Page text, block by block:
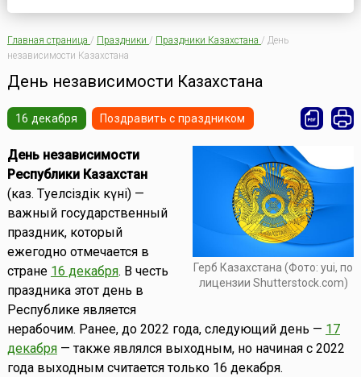
Главная страница / Праздники / Праздники Казахстана / День
независимости Казахстана
День независимости Казахстана
16 декабря Поздравить с праздником
Герб Казахстана (Фото: yui, по
лицензии Shutterstock.com)
День независимости
Республики Казахстан
(каз. Тәуелсіздік күні) —
важный государственный
праздник, который
ежегодно отмечается в
стране 16 декабря. В честь
праздника этот день в
Республике является
нерабочим. Ранее, до 2022 года, следующий день — 17
декабря— также являлся выходным, но начиная с 2022
года выходным считается только 16 декабря.